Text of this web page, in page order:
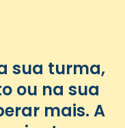
sua turma,
ou na sua
mais. A